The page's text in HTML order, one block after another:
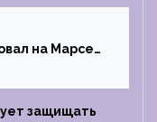
на Марсе
защищать